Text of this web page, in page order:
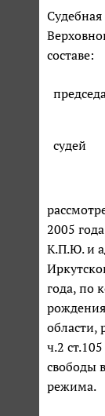
составе:
судей
2005
К.П.Ю. и
года, по
области,
ч.2
свободы
режима.